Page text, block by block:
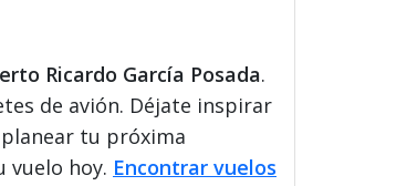
Ricardo García Posada.
de avión. Déjate inspirar
tu próxima
vuelo hoy. Encontrar vuelos